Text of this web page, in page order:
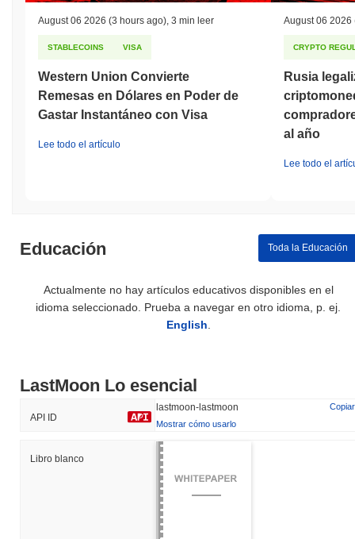
August 06 2026 (3 hours ago) 3 min leer
STABLECOINS VISA
Western Union Convierte
Remesas en Dólares en Poder de
Gastar Instantáneo con Visa
Lee todo el artículo
August 06 2026
CRYPTO
Rusia
al año
Lee todo el
Educación Toda la Educación
Actualmente no hay artículos educativos disponibles en el
idioma seleccionado. Prueba a navegar en otro idioma, p. ej.
English
LastMoon Lo esencial
API ID
lastmoon-lastmoon
Copiar
Mostrar cómo usarlo
Libro blanco